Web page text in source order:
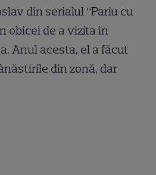
din serialul “Pariu cu
obicei de a vizita în
Anul acesta, el a făcut
din zonă, dar